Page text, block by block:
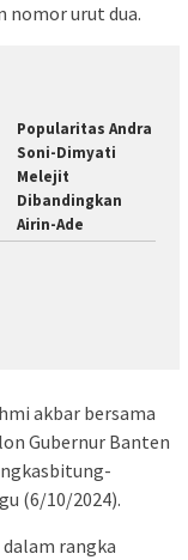
nomor urut dua.
Popularitas Andra
Soni-Dimyati
Melejit
Dibandingkan
Airin-Ade
akbar bersama
Gubernur Banten
(6/10/2024).
rangka